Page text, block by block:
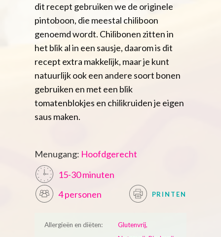
dit recept gebruiken we de originele
pintoboon, die meestal chiliboon
genoemd wordt. Chilibonen zitten in
het blik al in een sausje, daarom is dit
recept extra makkelijk, maar je kunt
natuurlijk ook een andere soort bonen
gebruiken en met een blik
tomatenblokjes en chilikruiden je eigen
saus maken.
Menugang: Hoofdgerecht
15-30 minuten
4 personen
PRINTEN
Allergieën en diëten:
Glutenvrij,